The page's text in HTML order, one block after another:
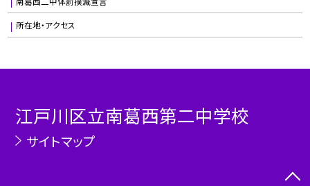
所在地・アクセス
江戸川区立南葛西第二中学校
サイトマップ